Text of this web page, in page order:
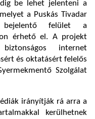
be lehet jelenteni a
a Puskás Tivadar
bejelentő felület a
érhető el. A projekt
internet
és oktatásért felelős
Szolgálat
irányítják rá arra a
kerülhetnek